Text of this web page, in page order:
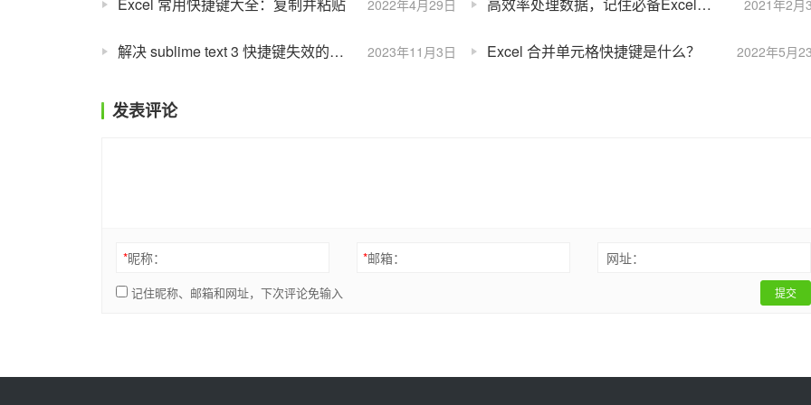
2022年4月29日 2021年2月
2023年11月3日
解决 sublime text 3 快捷键失效的问题 2022年5月
Excel 合并单元格快捷键是什么？
发表评论
*昵称： *邮箱： 网址：
记住昵称、邮箱和网址，下次评论免输入 提交